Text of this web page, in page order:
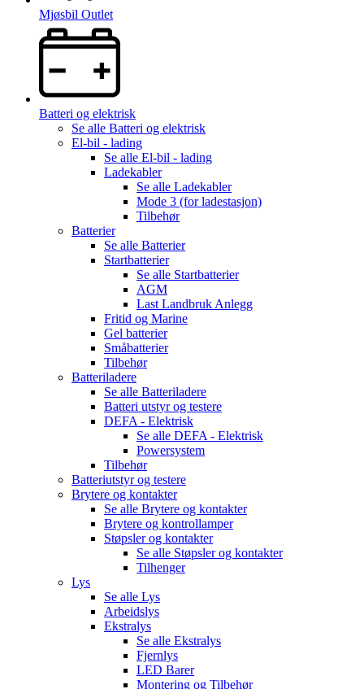
Mjøsbil Outlet
Batteri og elektrisk
Se alle Batteri og elektrisk
El-bil - lading
Se alle El-bil - lading
Ladekabler
Se alle Ladekabler
Mode 3 (for ladestasjon)
Tilbehør
Batterier
Se alle Batterier
Startbatterier
Se alle Startbatterier
AGM
Last Landbruk Anlegg
Fritid og Marine
Gel batterier
Småbatterier
Tilbehør
Batteriladere
Se alle Batteriladere
Batteri utstyr og testere
DEFA - Elektrisk
Se alle DEFA - Elektrisk
Powersystem
Tilbehør
Batteriutstyr og testere
Brytere og kontakter
Se alle Brytere og kontakter
Brytere og kontrollamper
Støpsler og kontakter
Se alle Støpsler og kontakter
Tilhenger
Lys
Se alle Lys
Arbeidslys
Ekstralys
Se alle Ekstralys
Fjernlys
LED Barer
Montering og Tilbehør